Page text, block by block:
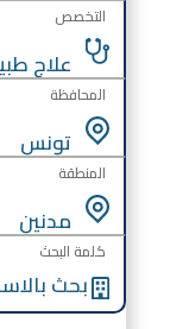
التخصص
المحافظة
المنطقة
كلمة البحث